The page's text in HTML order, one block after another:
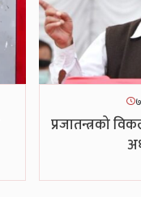
प्रजातन्त्रको